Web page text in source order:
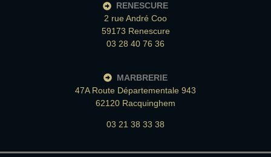
RENESCURE
2 rue André Coo
59173 Renescure
03 28 40 76 36
MARBRERIE
47A Route Départementale 943
62120 Racquinghem
03 21 38 33 38